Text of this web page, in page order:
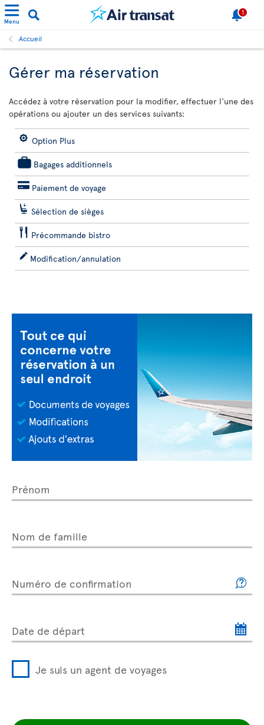
Menu
1
Accueil
Gérer ma réservation
Accédez à votre réservation pour la modifier, effectuer l'une des
opérations ou ajouter un des services suivants:
Option Plus
Bagages additionnels
Paiement de voyage
Sélection de sièges
Précommande bistro
Modification/annulation
Prénom
Nom de famille
Numéro de confirmation
Date de départ
Je suis un agent de voyages